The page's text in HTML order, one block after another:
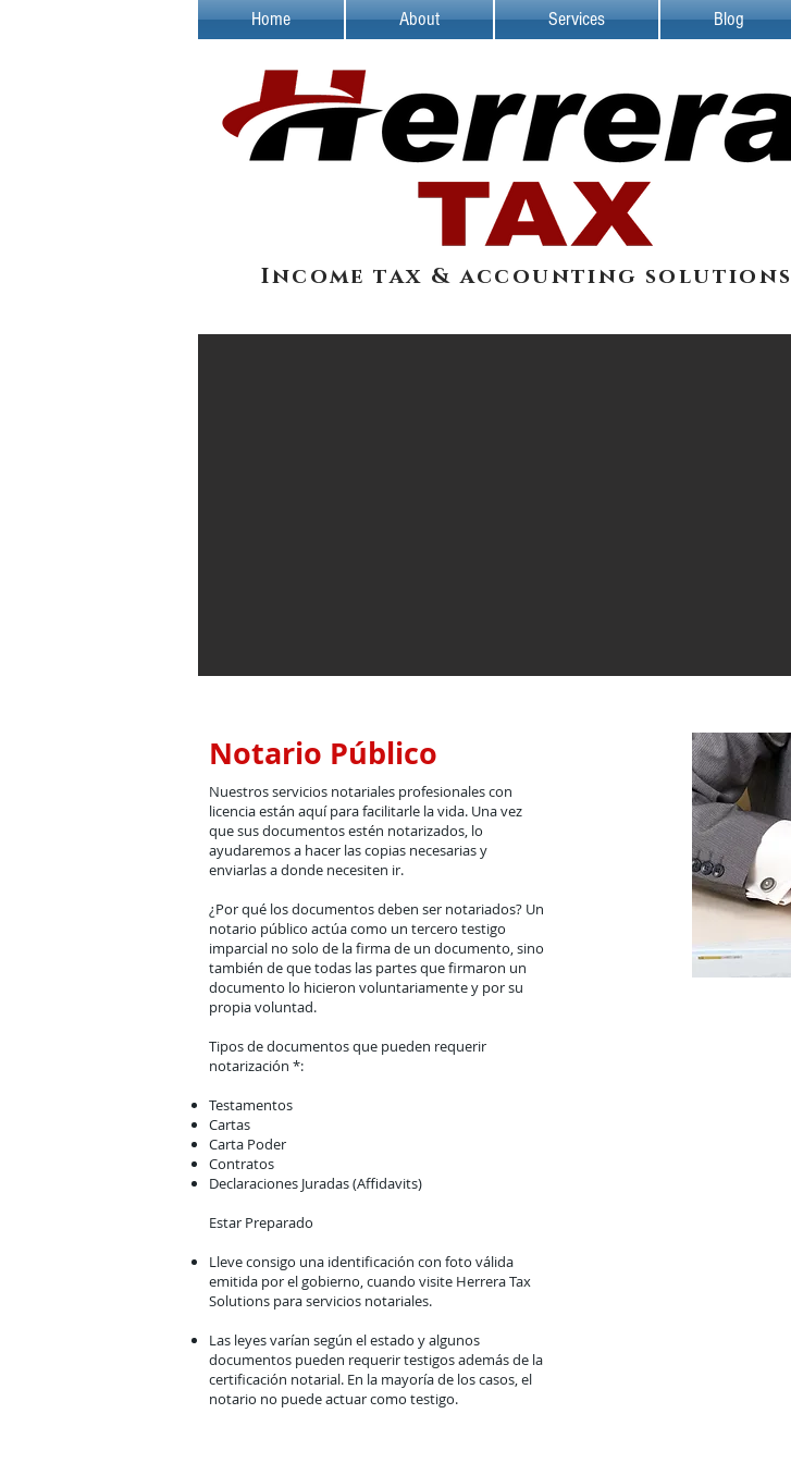
Home About Services Blog
Income tax & accounting solutions
Notario Público
Nuestros servicios notariales profesionales con
licencia están aquí para facilitarle la vida. Una vez
que sus documentos estén notarizados, lo
ayudaremos a hacer las copias necesarias y
enviarlas a donde necesiten ir.
¿Por qué los documentos deben ser notariados? Un
notario público actúa como un tercero testigo
imparcial no solo de la firma de un documento, sino
también de que todas las partes que firmaron un
documento lo hicieron voluntariamente y por su
propia voluntad.
Tipos de documentos que pueden requerir
notarización *:
Testamentos
Cartas
Carta Poder
Contratos
Declaraciones Juradas (Affidavits)
Estar Preparado
Lleve consigo una identificación con foto válida
emitida por el gobierno, cuando visite Herrera Tax
Solutions para servicios notariales.
Las leyes varían según el estado y algunos
documentos pueden requerir testigos además de la
certificación notarial. En la mayoría de los casos, el
notario no puede actuar como testigo.